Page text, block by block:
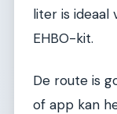
liter is ideaal
EHBO-kit.
De route is
of app kan